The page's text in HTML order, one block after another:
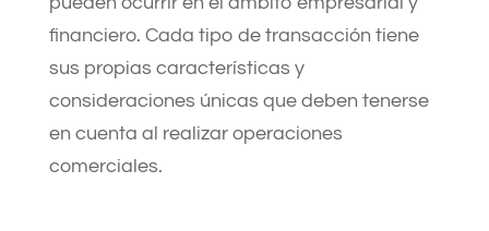
financiero. Cada tipo de transacción tiene
sus propias características y
consideraciones únicas que deben tenerse
en cuenta al realizar operaciones
comerciales.